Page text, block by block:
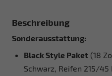
Beschreibung
Sonderausstattung:
Black Style Paket (18
Schwarz, Reifen 215/45